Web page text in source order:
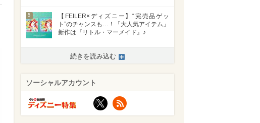
5
【FEILER×ディズニー】“完売品ゲッ
ト”のチャンスも…！「大人気アイテム」
新作は『リトル・マーメイド』♪
続きを読み込む
ソーシャルアカウント
X